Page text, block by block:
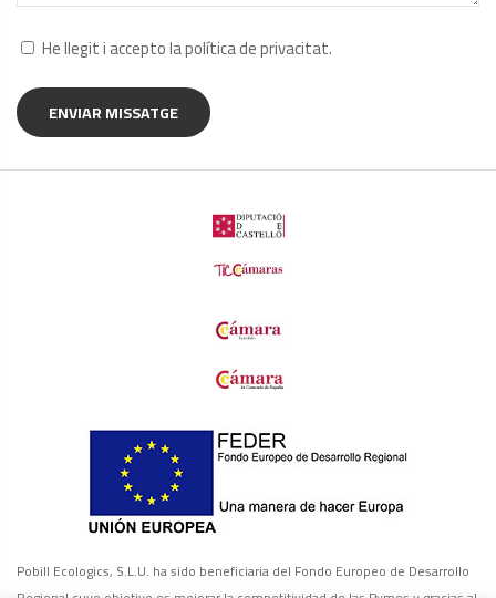
He llegit i accepto lapolítica de privacitat.
Pobill Ecologics, S.L.U. ha sido beneficiaria del Fondo Europeo de Desarrollo